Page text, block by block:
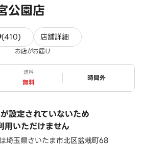
公園店
(410)410件のレビュー
店舗詳細
お店がお届け
送料
無料 ステータス
時間外
が設定されていないため
用いただけません
埼玉県さいたま市北区盆栽町68